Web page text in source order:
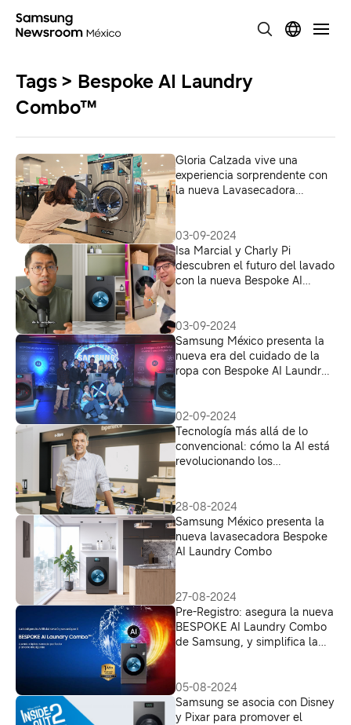
Tags > Bespoke AI Laundry
Combo™
Gloria Calzada vive una
experiencia sorprendente con
la nueva Lavasecadora
03-09-2024
Isa Marcial y Charly Pi
descubren el futuro del lavado
con la nueva Bespoke AI
03-09-2024
Samsung México presenta la
nueva era del cuidado de la
ropa con Bespoke AI Laundry
02-09-2024
Tecnología más allá de lo
convencional: cómo la AI está
revolucionando los
28-08-2024
Samsung México presenta la
nueva lavasecadora Bespoke
AI Laundry Combo
27-08-2024
Pre-Registro: asegura la nueva
BESPOKE AI Laundry Combo
de Samsung, y simplifica la
05-08-2024
Samsung se asocia con Disney
y Pixar para promover el